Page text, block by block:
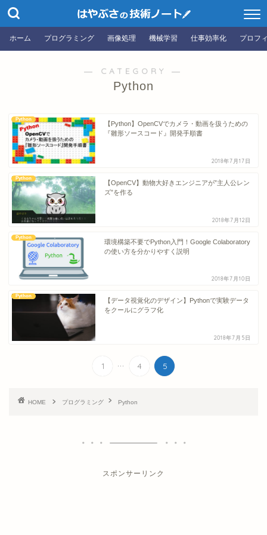
ホーム プログラミング 画像処理 機械学習 仕事効率化 プロフ
― CATEGORY ―
Python
Python
【Python】OpenCVでカメラ・動画を扱うための
『雛形ソースコード』開発手順書
2018年7月17日
Python
【OpenCV】動物大好きエンジニアが”主人公レン
ズ”を作る
2018年7月12日
Python
環境構築不要でPython入門！Google Colaboratory
の使い方を分かりやすく説明
2018年7月10日
Python
【データ視覚化のデザイン】Pythonで実験データ
をクールにグラフ化
2018年7月5日
1 ... 4 5
HOME プログラミング Python
スポンサーリンク